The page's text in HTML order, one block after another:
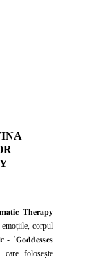
𝐓𝐡𝐞𝐫𝐚𝐩𝐲
emoțiile, corpul
- ‘𝐆𝐨𝐝𝐝𝐞𝐬𝐬𝐞𝐬